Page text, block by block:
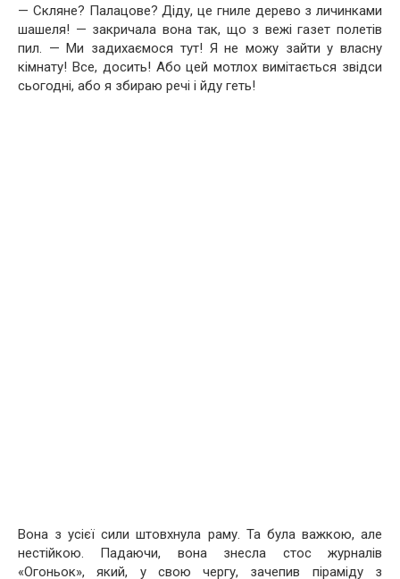
— Скляне? Палацове? Діду, це гниле дерево з личинками
шашеля! — закричала вона так, що з вежі газет полетів
пил. — Ми задихаємося тут! Я не можу зайти у власну
кімнату! Все, досить! Або цей мотлох вимітається звідси
сьогодні, або я збираю речі і йду геть!
Вона з усієї сили штовхнула раму. Та була важкою, але
нестійкою. Падаючи, вона знесла стос журналів
«Огоньок», який, у свою чергу, зачепив піраміду з